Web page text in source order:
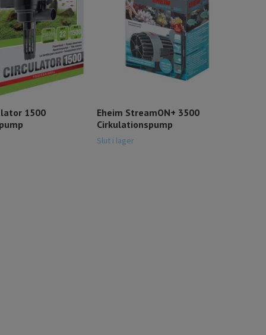
1500
Eheim StreamON+ 3500
Cirkulationspump
Slut i lager